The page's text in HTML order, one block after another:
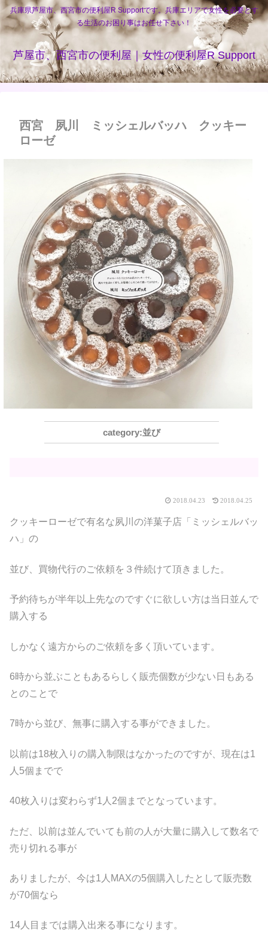
兵庫県芦屋市、西宮市の便利屋R Supportです。兵庫エリアで女性を必要とす
る生活のお困り事はお任せ下さい！
芦屋市、西宮市の便利屋｜女性の便利屋R Support
西宮 夙川 ミッシェルバッハ クッキー
ローゼ
並び
2018.04.23 2018.04.25
クッキーローゼで有名な夙川の洋菓子店「ミッシェルバッ
ハ」の
並び、買物代行のご依頼を３件続けて頂きました。
予約待ちが半年以上先なのですぐに欲しい方は当日並んで
購入する
しかなく遠方からのご依頼を多く頂いています。
6時から並ぶこともあるらしく販売個数が少ない日もある
とのことで
7時から並び、無事に購入する事ができました。
以前は18枚入りの購入制限はなかったのですが、現在は1
人5個までで
40枚入りは変わらず1人2個までとなっています。
ただ、以前は並んでいても前の人が大量に購入して数名で
売り切れる事が
ありましたが、今は1人MAXの5個購入したとして販売数
が70個なら
14人目までは購入出来る事になります。